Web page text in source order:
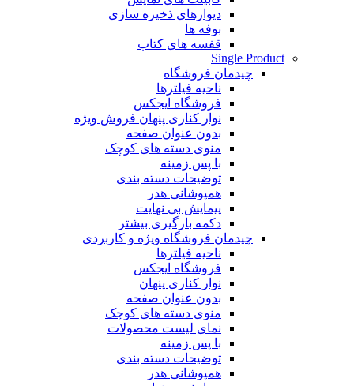
دیوارهای ذخیره سازی
بوفه ها
قفسه های کتاب
Single Product
چیدمان فروشگاه
ناحیه فیلترها
فروشگاه ایجکس
نوار کناری پنهان فروش ویژه
بدون عنوان صفحه
منوی دسته های کوچک
با پس زمینه
توضیحات دسته بندی
همپوشانی هدر
پیمایش بی نهایت
دکمه بارگیری بیشتر
چیدمان فروشگاه ویژه و کاربردی
ناحیه فیلترها
فروشگاه ایجکس
نوار کناری پنهان
بدون عنوان صفحه
منوی دسته های کوچک
نمای لیست محصولات
با پس زمینه
توضیحات دسته بندی
همپوشانی هدر